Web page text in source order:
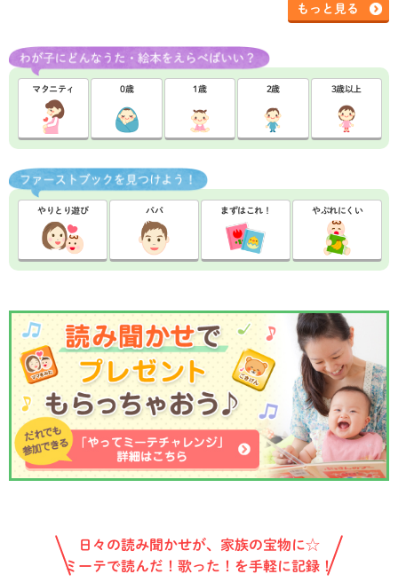
もっと見る
マタニティ 0歳 1歳 2歳 3歳以上
やりとり遊び パパ まずはこれ！ やぶれにくい
日々の読み聞かせが、家族の宝物に☆
ミーテで読んだ！歌った！を手軽に記録！